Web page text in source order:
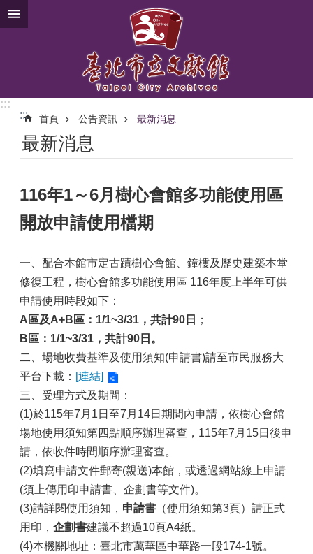
跳到主要內容區塊
:::
:::
首頁 公告資訊 最新消息
最新消息
116年1～6月樹心會館多功能使用區
開放申請使用檔期
一、配合本館市定古蹟樹心會館、鐘樓及歷史建築本堂
修復工程，樹心會館多功能使用區 116年度上半年可供
申請使用時段如下：
A 區及A+B區：1/1~3/31，共計90日
；
B 區：1/1~3/31，共計90日。
二、場地收費基準及使用須知(申請書)請至市民服務大
平台下載： [連結]
三、受理方式及期間：
(1)於115年7月1日至7月14日期間內申請，依樹心會館
場地使用須知第四點順序辦理審查，115年7月15日後申
請，依收件時間順序辦理審查。
(2)填寫申請文件郵寄(親送)本館，或透過網站線上申請
(須上傳用印申請書、企劃書等文件)。
(3)請詳閱使用須知， 申請書 （使用須知第3頁）請正式
用印， 企劃書建議不超過10頁A4紙。
(4)本機關地址：臺北市萬華區中華路一段174-1號。